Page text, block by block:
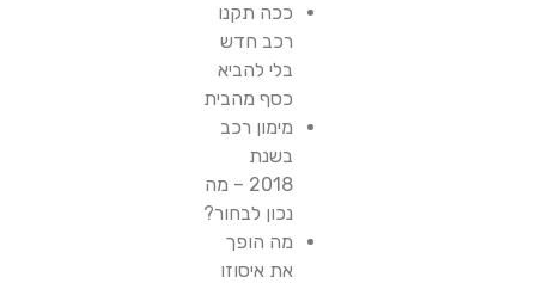
ככה תקנו
רכב חדש
בלי להביא
כסף מהבית
מימון רכב
בשנת
2018 – מה
נכון לבחור?
מה הופך
את איסוזו